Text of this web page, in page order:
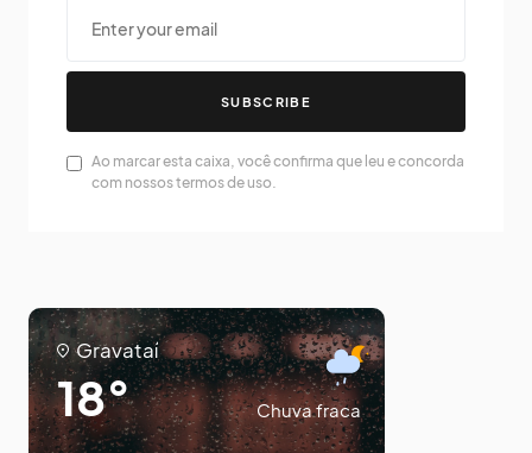
SUBSCRIBE
Ao marcar esta caixa, você confirma que leu e concorda
com nossos termos de uso.
Gravataí
18° Chuva fraca